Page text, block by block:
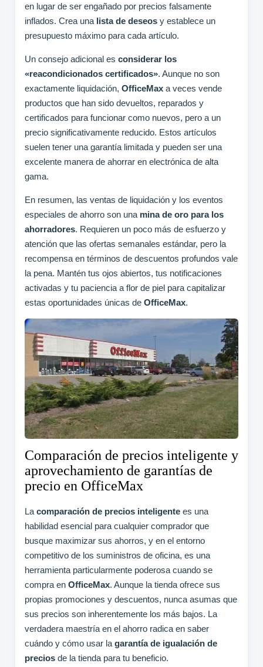
en lugar de ser engañado por precios falsamente
inflados. Crea una lista de deseosy establece un
presupuesto máximo para cada artículo.
Un consejo adicional es considerar los
«reacondicionados certificados». Aunque no son
exactamente liquidación, OfficeMaxa veces vende
productos que han sido devueltos, reparados y
certificados para funcionar como nuevos, pero a un
precio significativamente reducido. Estos artículos
suelen tener una garantía limitada y pueden ser una
excelente manera de ahorrar en electrónica de alta
gama.
En resumen, las ventas de liquidación y los eventos
especiales de ahorro son una mina de oro para los
ahorradores. Requieren un poco más de esfuerzo y
atención que las ofertas semanales estándar, pero la
recompensa en términos de descuentos profundos vale
la pena. Mantén tus ojos abiertos, tus notificaciones
activadas y tu paciencia a flor de piel para capitalizar
estas oportunidades únicas de OfficeMax.
Comparación de precios inteligente y
aprovechamiento de garantías de
precio en OfficeMax
La comparación de precios inteligentees una
habilidad esencial para cualquier comprador que
busque maximizar sus ahorros, y en el entorno
competitivo de los suministros de oficina, es una
herramienta particularmente poderosa cuando se
compra en OfficeMax. Aunque la tienda ofrece sus
propias promociones y descuentos, nunca asumas que
sus precios son inherentemente los más bajos. La
verdadera maestría en el ahorro radica en saber
cuándo y cómo usar la garantía de igualación de
preciosde la tienda para tu beneficio.